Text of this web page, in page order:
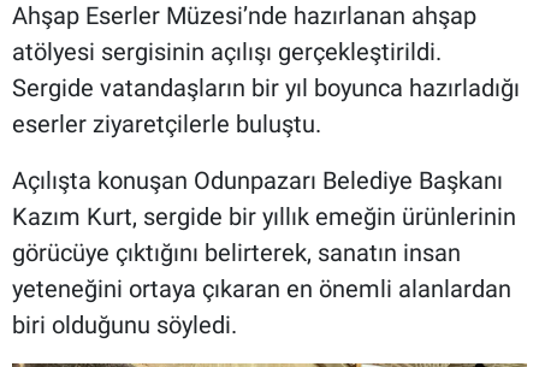
Ahşap Eserler Müzesi’nde hazırlanan ahşap
atölyesi sergisinin açılışı gerçekleştirildi.
Sergide vatandaşların bir yıl boyunca hazırladığı
eserler ziyaretçilerle buluştu.
Açılışta konuşan Odunpazarı Belediye Başkanı
Kazım Kurt, sergide bir yıllık emeğin ürünlerinin
görücüye çıktığını belirterek, sanatın insan
yeteneğini ortaya çıkaran en önemli alanlardan
biri olduğunu söyledi.